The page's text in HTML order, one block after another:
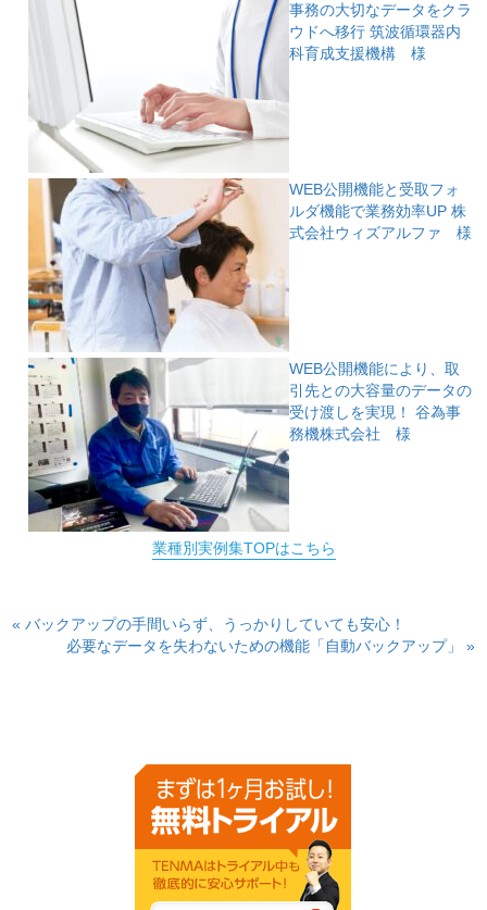
事務の大切なデータをクラ
ウドへ移行筑波循環器内
科育成支援機構 様
WEB公開機能と受取フォ
ルダ機能で業務効率UP株
式会社ウィズアルファ 様
WEB公開機能により、取
引先との大容量のデータの
受け渡しを実現！谷為事
務機株式会社 様
業種別実例集TOPはこちら
« バックアップの手間いらず、うっかりしていても安心！
必要なデータを失わないための機能「自動バックアップ」 »